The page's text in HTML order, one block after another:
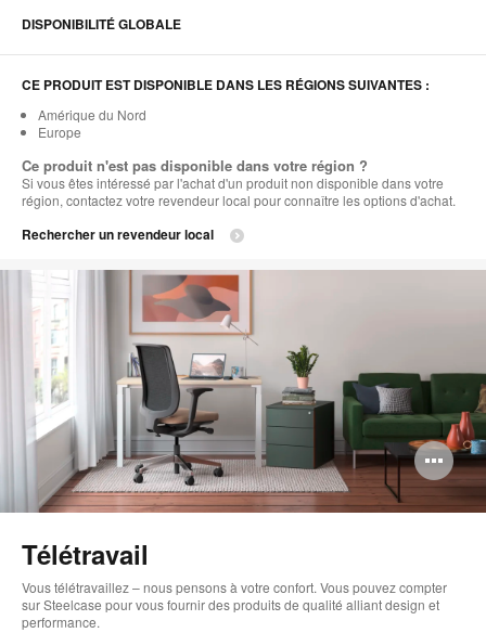
DISPONIBILITÉ GLOBALE
CE PRODUIT EST DISPONIBLE DANS LES RÉGIONS SUIVANTES :
Amérique du Nord
Europe
Ce produit n'est pas disponible dans votre région ?
Si vous êtes intéressé par l'achat d'un produit non disponible dans votre
région, contactez votre revendeur local pour connaître les options d'achat.
Rechercher un revendeur local
de
Télétravail
Vous télétravaillez – nous pensons à votre confort. Vous pouvez compter
sur Steelcase pour vous fournir des produits de qualité alliant design et
performance.